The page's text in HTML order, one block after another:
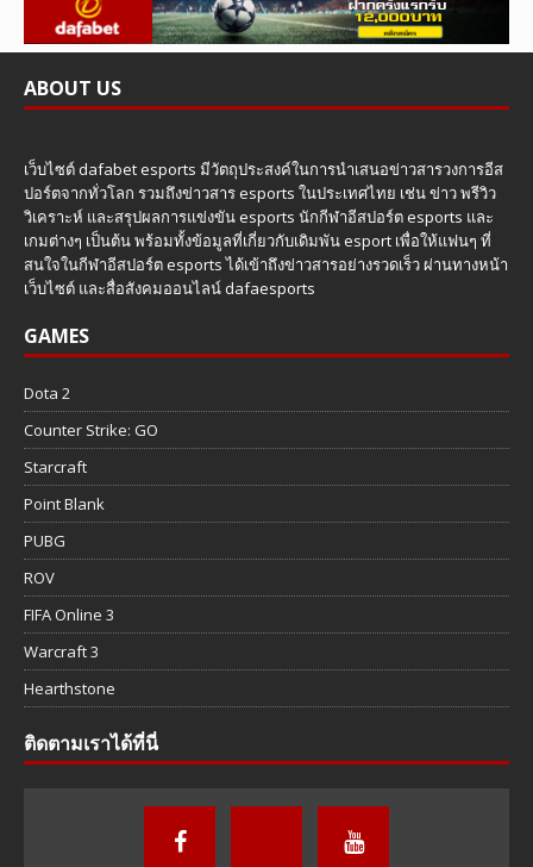
ABOUT US
เว็บไซต์ dafabet esports มีวัตถุประสงค์ในการนำเสนอข่าวสารวงการอีส
ปอร์ตจากทั่วโลก รวมถึงข่าวสาร esports ในประเทศไทย เช่น ข่าว พรีวิว
วิเคราะห์ และสรุปผลการแข่งขัน esports นักกีฬาอีสปอร์ต esports และ
เกมต่างๆ เป็นต้น พร้อมทั้งข้อมูลที่เกี่ยวกับเดิมพัน esport เพื่อให้แฟนๆ ที่
สนใจในกีฬาอีสปอร์ต esports ได้เข้าถึงข่าวสารอย่างรวดเร็ว ผ่านทางหน้า
เว็บไซต์ และสื่อสังคมออนไลน์ dafaesports
GAMES
Dota 2
Counter Strike: GO
Starcraft
Point Blank
PUBG
ROV
FIFA Online 3
Warcraft 3
Hearthstone
ติดตามเราได้ที่นี่